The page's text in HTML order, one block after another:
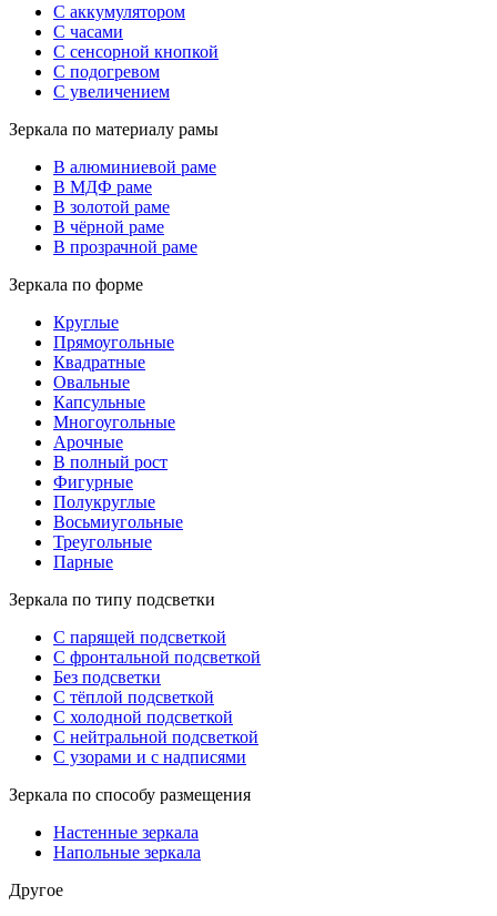
С аккумулятором
С часами
С сенсорной кнопкой
С подогревом
С увеличением
Зеркала по материалу рамы
В алюминиевой раме
В МДФ раме
В золотой раме
В чёрной раме
В прозрачной раме
Зеркала по форме
Круглые
Прямоугольные
Квадратные
Овальные
Капсульные
Многоугольные
Арочные
В полный рост
Фигурные
Полукруглые
Восьмиугольные
Треугольные
Парные
Зеркала по типу подсветки
С парящей подсветкой
С фронтальной подсветкой
Без подсветки
С тёплой подсветкой
С холодной подсветкой
С нейтральной подсветкой
С узорами и с надписями
Зеркала по способу размещения
Настенные зеркала
Напольные зеркала
Другое